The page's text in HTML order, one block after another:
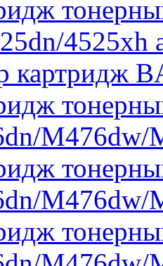
4525xh
картридж
M476dw/
M476dw/